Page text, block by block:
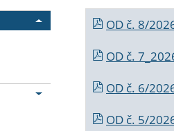
OD č. 8/
OD č.
OD č. 6/
OD č. 5/